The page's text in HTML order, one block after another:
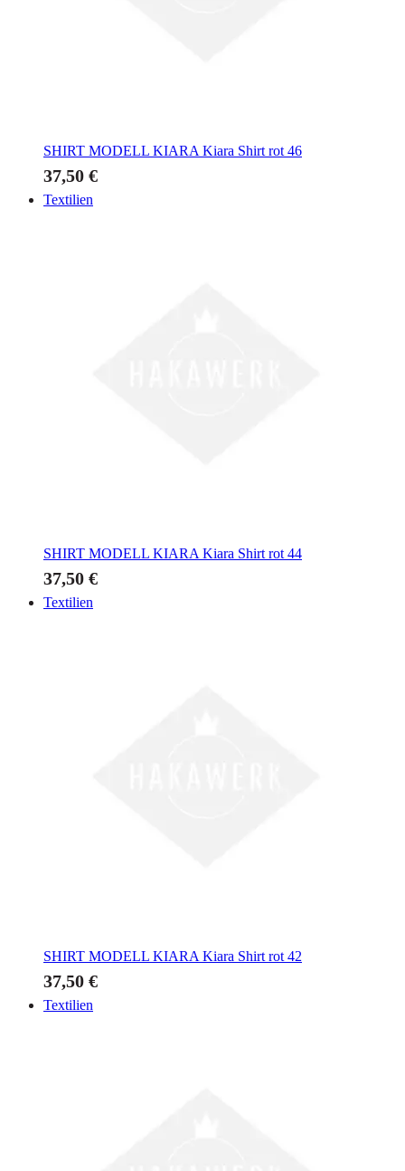
SHIRT MODELL KIARA Kiara Shirt rot 46
37,50 €
Textilien
SHIRT MODELL KIARA Kiara Shirt rot 44
37,50 €
Textilien
SHIRT MODELL KIARA Kiara Shirt rot 42
37,50 €
Textilien